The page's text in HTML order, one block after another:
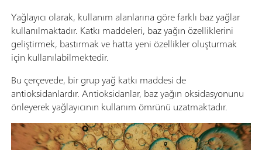
Yağlayıcı olarak, kullanım alanlarına göre farklı baz yağlar
kullanılmaktadır. Katkı maddeleri, baz yağın özelliklerini
geliştirmek, bastırmak ve hatta yeni özellikler oluşturmak
için kullanılabilmektedir.
Bu çerçevede, bir grup yağ katkı maddesi de
antioksidanlardır. Antioksidanlar, baz yağın oksidasyonunu
önleyerek yağlayıcının kullanım ömrünü uzatmaktadır.